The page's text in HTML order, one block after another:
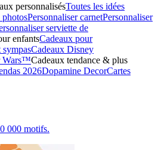
personnalisésToutes les idées
photosPersonnaliser carnetPersonnaliser
serviette de
enfantsCadeaux pour
sympasCadeaux Disney
Wars™Cadeaux tendance & plus
2026Dopamine DecorCartes
000 motifs.